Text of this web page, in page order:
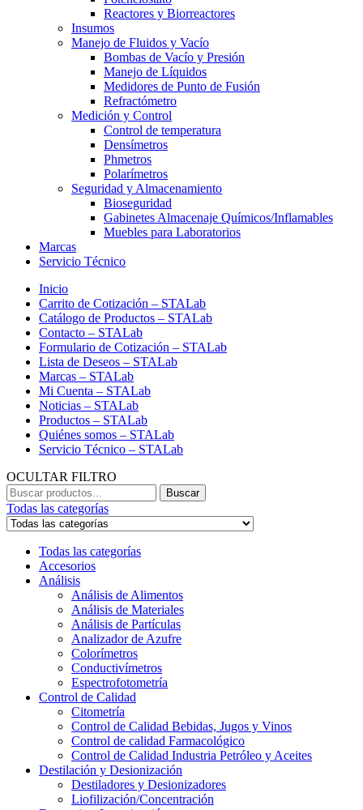
Reactores y Biorreactores
Insumos
Manejo de Fluidos y Vacío
Bombas de Vacío y Presión
Manejo de Líquidos
Medidores de Punto de Fusión
Refractómetro
Medición y Control
Control de temperatura
Densímetros
Phmetros
Polarímetros
Seguridad y Almacenamiento
Bioseguridad
Gabinetes Almacenaje Químicos/Inflamables
Muebles para Laboratorios
Marcas
Servicio Técnico
Inicio
Carrito de Cotización – STALab
Catálogo de Productos – STALab
Contacto – STALab
Formulario de Cotización – STALab
Lista de Deseos – STALab
Marcas – STALab
Mi Cuenta – STALab
Noticias – STALab
Productos – STALab
Quiénes somos – STALab
Servicio Técnico – STALab
OCULTAR FILTRO
Buscar
por:
Buscar
Todas las categorías
Todas las categorías
Accesorios
Análisis
Análisis de Alimentos
Análisis de Materiales
Análisis de Partículas
Analizador de Azufre
Colorímetros
Conductivímetros
Espectrofotometría
Control de Calidad
Citometría
Control de Calidad Bebidas, Jugos y Vinos
Control de calidad Farmacológico
Control de Calidad Industria Petróleo y Aceites
Destilación y Desionización
Destiladores y Desionizadores
Liofilización/Concentración